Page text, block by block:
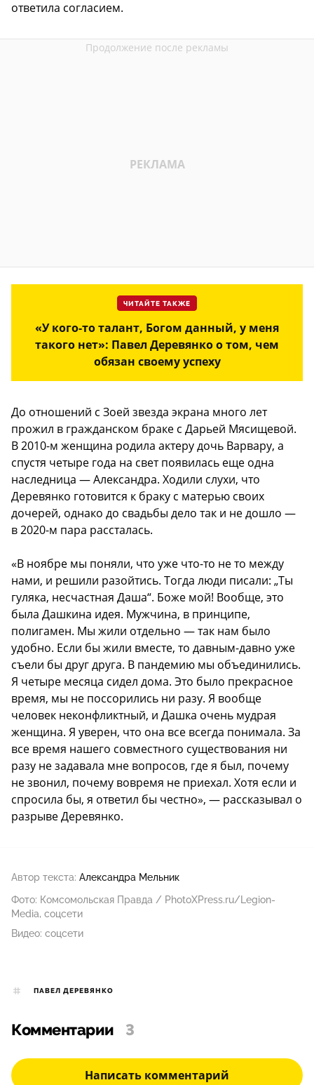
ответила согласием.
ЧИТАЙТЕ ТАКЖЕ
«У кого-то талант, Богом данный, у меня
такого нет»: Павел Деревянко о том, чем
обязан своему успеху
До отношений с Зоей звезда экрана много лет
прожил в гражданском браке с Дарьей Мясищевой .
В 2010-м женщина родила актеру дочь Варвару, а
спустя четыре года на свет появилась еще одна
наследница — Александра. Ходили слухи, что
Деревянко готовится к браку с матерью своих
дочерей, однако до свадьбы дело так и не дошло —
в 2020-м пара рассталась.
«В ноябре мы поняли, что уже что-то не то между
нами, и решили разойтись. Тогда люди писали: „Ты
гуляка, несчастная Даша“. Боже мой! Вообще, это
была Дашкина идея. Мужчина, в принципе,
полигамен. Мы жили отдельно — так нам было
удобно. Если бы жили вместе, то давным-давно уже
съели бы друг друга. В пандемию мы объединились.
Я четыре месяца сидел дома. Это было прекрасное
время, мы не поссорились ни разу. Я вообще
человек неконфликтный, и Дашка очень мудрая
женщина. Я уверен, что она все всегда понимала. За
все время нашего совместного существования ни
разу не задавала мне вопросов, где я был, почему
не звонил, почему вовремя не приехал. Хотя если и
спросила бы, я ответил бы честно», — рассказывал о
разрыве Деревянко.
Автор текста: Александра Мельник
Фото: Комсомольская Правда / PhotoXPress.ru/Legion-
Media, соцсети
Видео: соцсети
ПАВЕЛ ДЕРЕВЯНКО
Комментарии 3
Написать комментарий